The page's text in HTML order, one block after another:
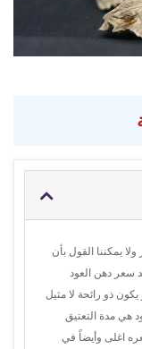
يمكننا القول بأن
سعر دهن العود
ذو رائحة لا مثيل
هي مدة التعتيق
اغلى وأيضاً في